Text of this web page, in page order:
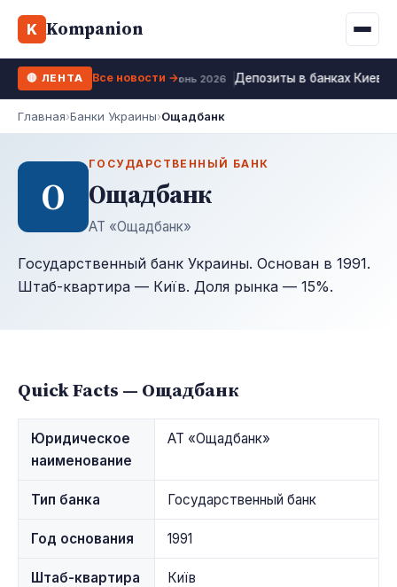
K Kompanion
Калькулятор МФО
Все 10 МФО →
Жизни
WhiteBIT
Kuna
Bybit
Все 10 бирж →
Ипотека
Депозит
Рефинансирование
ФОП налоги
🔴 ЛЕНТА 23 июнь 2026 Депозиты в банках Киева
Все новости →
Главная›Банки Украины›Ощадбанк
О
ГОСУДАРСТВЕННЫЙ БАНК
Ощадбанк
АТ «Ощадбанк»
Государственный банк Украины. Основан в 1991.
Штаб-квартира — Київ. Доля рынка — 15%.
Quick Facts — Ощадбанк
Юридическое
наименование
АТ «Ощадбанк»
Тип банка Государственный банк
Год основания 1991
Штаб-квартира Київ